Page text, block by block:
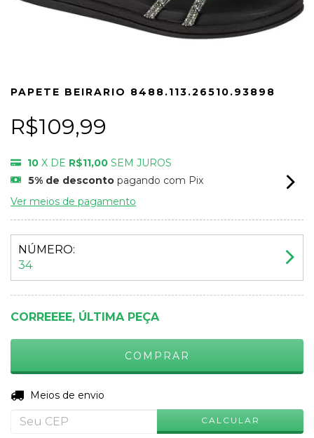
PAPETE BEIRARIO 8488.113.26510.93898
R$109,99
10 X DE R$11,00 SEM JUROS
5% de desconto pagando com Pix
Ver meios de pagamento
NÚMERO:
34
CORREEEE, ÚLTIMA PEÇA
Entregas para o CEP:
Meios de envio
CALCULAR